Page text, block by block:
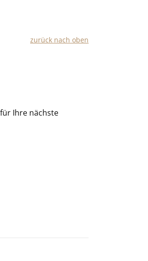
zurück nach oben
Ihre nächste